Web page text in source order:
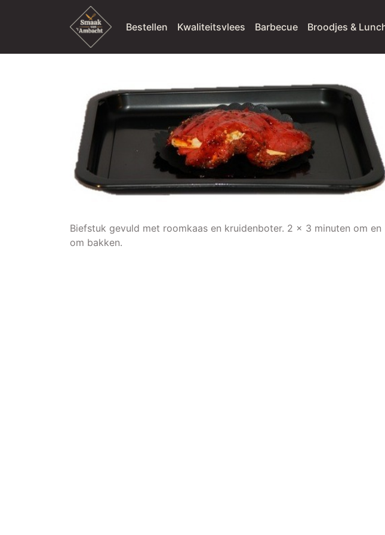
Bestellen Kwaliteitsvlees Barbecue Broodjes &
Biefstuk gevuld met roomkaas en kruidenboter. 2 x 3 minuten om en
om bakken.